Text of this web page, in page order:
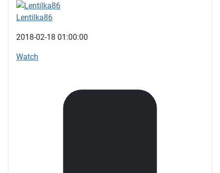
Lentilka86
2018-02-18 01:00:00
Watch